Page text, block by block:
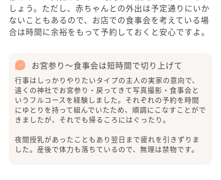
しょう。ただし、赤ちゃんとの外出は予定通りにいか
ないこともあるので、お店での食事会を考えている場
合は時間に余裕をもって予約しておくと安心ですよ。
お宮参り～食事会は短時間で切り上げて
行事はしっかりやりたいタイプの主人の実家の意向で、
遠くの神社でお宮参り・戻ってきて写真撮影・食事会と
いうフルコースを経験しました。それぞれの予約を時間
にゆとりを持って組んでいたため、順調にこなすことがで
きましたが、それでも帰るころにはぐったり。
夜間授乳があったこともあり翌日まで疲れを引きずりま
した。産後で体力も落ちているので、無理は禁物です。